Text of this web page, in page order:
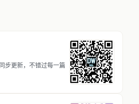
步更新，不错过每一篇